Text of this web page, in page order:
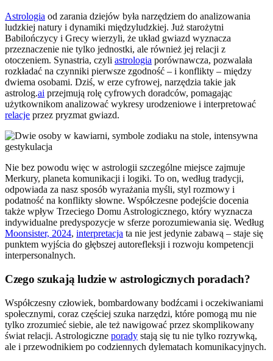
Astrologia od zarania dziejów była narzędziem do analizowania
ludzkiej natury i dynamiki międzyludzkiej. Już starożytni
Babilończycy i Grecy wierzyli, że układ gwiazd wyznacza
przeznaczenie nie tylko jednostki, ale również jej relacji z
otoczeniem. Synastria, czyli astrologia porównawcza, pozwalała
rozkładać na czynniki pierwsze zgodność – i konflikty – między
dwiema osobami. Dziś, w erze cyfrowej, narzędzia takie jak
astrolog.ai przejmują rolę cyfrowych doradców, pomagając
użytkownikom analizować wykresy urodzeniowe i interpretować
relacje przez pryzmat gwiazd.
Nie bez powodu więc w astrologii szczególne miejsce zajmuje
Merkury, planeta komunikacji i logiki. To on, według tradycji,
odpowiada za nasz sposób wyrażania myśli, styl rozmowy i
podatność na konflikty słowne. Współczesne podejście docenia
także wpływ Trzeciego Domu Astrologicznego, który wyznacza
indywidualne predyspozycje w sferze porozumiewania się. Według
Moonsister, 2024, interpretacja ta nie jest jedynie zabawą – staje się
punktem wyjścia do głębszej autorefleksji i rozwoju kompetencji
interpersonalnych.
Czego szukają ludzie w astrologicznych poradach?
Współczesny człowiek, bombardowany bodźcami i oczekiwaniami
społecznymi, coraz częściej szuka narzędzi, które pomogą mu nie
tylko zrozumieć siebie, ale też nawigować przez skomplikowany
świat relacji. Astrologiczne porady stają się tu nie tylko rozrywką,
ale i przewodnikiem po codziennych dylematach komunikacyjnych.